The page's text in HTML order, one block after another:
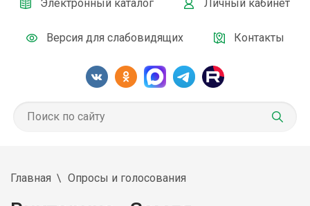
Электронный каталог Личный кабинет
Версия для слабовидящих Контакты
Главная Опросы и голосования